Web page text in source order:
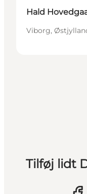
Hald
Viborg,
Tilføj lidt